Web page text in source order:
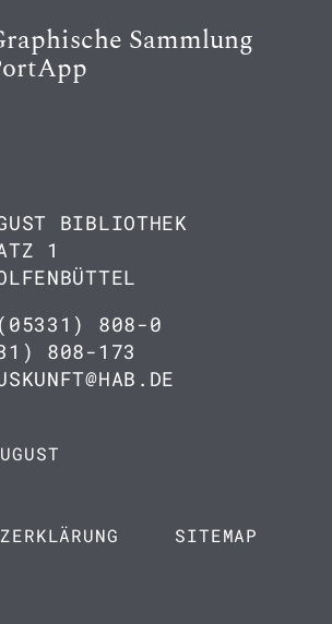
Sammlung
BIBLIOTHEK
1
808-0
808-173
SITEMAP